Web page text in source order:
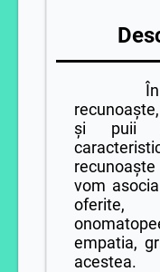
În
și puii
vom
oferite,
empatia,
acestea.